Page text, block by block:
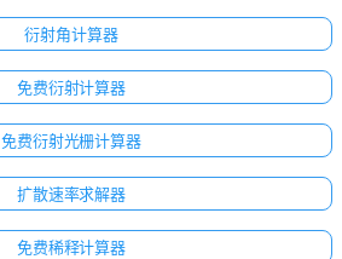
衍射角计算器
免费衍射计算器
免费衍射光栅计算器
扩散速率求解器
免费稀释计算器